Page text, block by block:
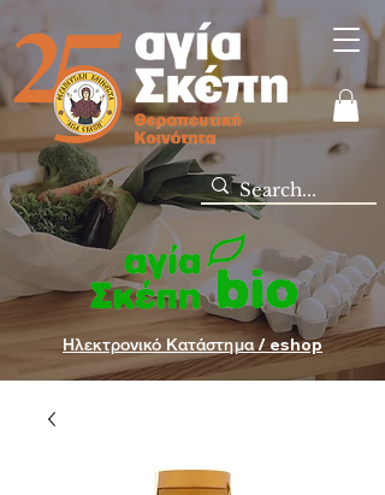
Ηλεκτρονικό Κατάστημα / eshop